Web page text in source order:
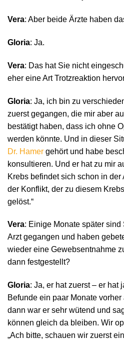
Vera: Aber beide Ärzte haben
Gloria: Ja.
Vera: Das hat Sie nicht
eher eine Art Trotzreaktion
Gloria: Ja, ich bin zu
zuerst gegangen, die mir aber
bestätigt haben, dass ich ohne
werden könnte. Und in dieser
Dr. Hamer gehört und habe
konsultieren. Und er hat zu mir
Krebs befindet sich schon in der
der Konflikt, der zu diesem
gelöst.“
Vera: Einige Monate später
Arzt gegangen und haben
wieder eine Gewebsentnahme
dann festgestellt?
Gloria: Ja, er hat zuerst – er hat
Befunde ein paar Monate
dann war er sehr wütend und
können gleich da bleiben. Wir
„Ach bitte, schauen wir zuerst